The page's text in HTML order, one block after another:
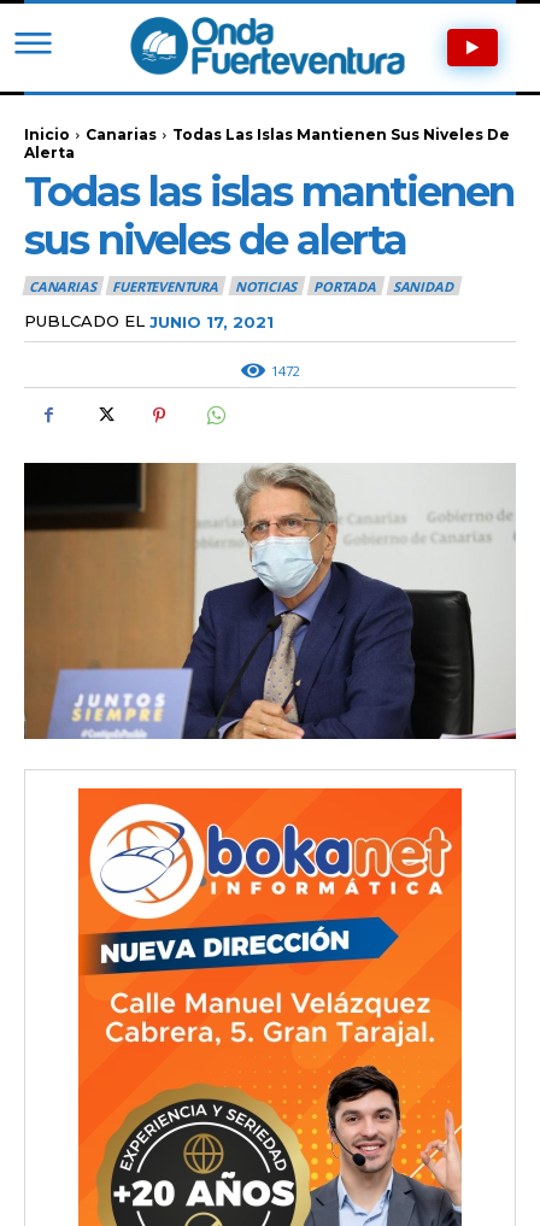
Inicio Canarias
Todas Las Islas Mantienen Sus Niveles De
Alerta
Todas las islas mantienen
sus niveles de alerta
CANARIAS FUERTEVENTURA NOTICIAS PORTADA SANIDAD
PUBLCADO EL JUNIO 17, 2021
1472